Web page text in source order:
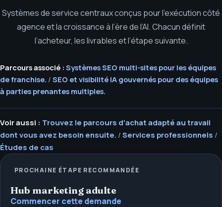
Systèmes de service centraux conçus pour l’exécution côté
agence et la croissance à l’ère de l’AI. Chacun définit
l’acheteur, les livrables et l’étape suivante.
Parcours associé : Systèmes SEO multi-sites pour les équipes
de franchise. / SEO et visibilité IA gouvernés pour des équipes
à parties prenantes multiples.
Voir aussi : Trouvez le parcours d'achat adapté au travail
dont vous avez besoin ensuite. / Services professionnels /
Études de cas
PROCHAINE ÉTAPE RECOMMANDÉE
Hub marketing adulte
Commencer cette demande